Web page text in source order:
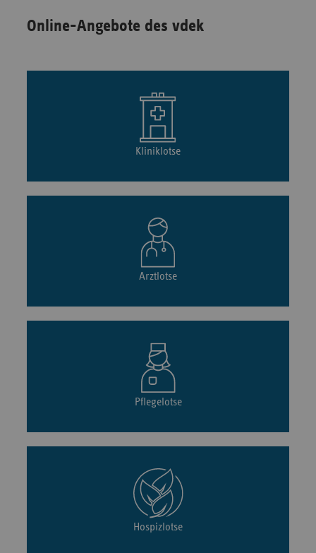
Online-Angebote des vdek
Kliniklotse
Arztlotse
Pflegelotse
Hospizlotse